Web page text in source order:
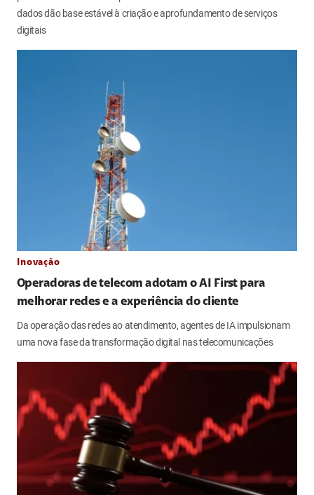
dados dão base estável à criação e aprofundamento de serviços
digitais
Inovação
Operadoras de telecom adotam o AI First para
melhorar redes e a experiência do cliente
Da operação das redes ao atendimento, agentes de IA impulsionam
uma nova fase da transformação digital nas telecomunicações